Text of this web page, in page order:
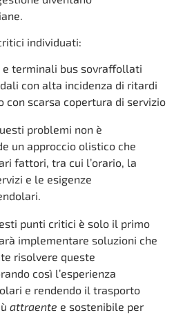
individuati:
e terminali bus sovraffollati
con alta incidenza di ritardi
con scarsa copertura di servizio
problemi non è
un approccio olistico che
fattori, tra cui l’orario, la
e le esigenze
punti critici è solo il primo
implementare soluzioni che
risolvere queste
così l’esperienza
e rendendo il trasporto
attraente e sostenibile per